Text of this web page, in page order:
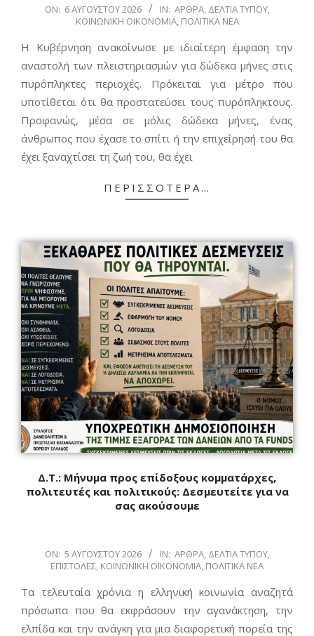
2026-
06
ON: 6 ΑΥΓΟΎΣΤΟΥ 2026 IN: ΆΡΘΡΑ, ΔΕΛΤΊΑ ΤΎΠΟΥ,
ΚΟΙΝΩΝΙΚΉ ΟΙΚΟΝΟΜΊΑ, ΠΟΛΙΤΙΚΆ ΝΈΑ
Η Κυβέρνηση ανακοίνωσε με ιδιαίτερη έμφαση την
αναστολή των πλειστηριασμών για δώδεκα μήνες στις
πυρόπληκτες περιοχές. Πρόκειται για μέτρο που
υποτίθεται ότι θα προστατεύσει τους πυρόπληκτους.
Προφανώς, μέσα σε μόλις δώδεκα μήνες, ένας
άνθρωπος που έχασε το σπίτι ή την επιχείρησή του θα
έχει ξαναχτίσει τη ζωή του, θα έχει
ΠΕΡΙΣΣΌΤΕΡΑ…
Δ.Τ.: Μήνυμα προς επίδοξους κομματάρχες,
πολιτευτές και πολιτικούς: Δεσμευτείτε για να
σας ακούσουμε
2026-
05
ON: 5 ΑΥΓΟΎΣΤΟΥ 2026 IN: ΆΡΘΡΑ, ΔΕΛΤΊΑ ΤΎΠΟΥ,
ΕΠΙΣΤΟΛΈΣ, ΚΟΙΝΩΝΙΚΉ ΟΙΚΟΝΟΜΊΑ, ΠΟΛΙΤΙΚΆ ΝΈΑ
Τα τελευταία χρόνια η ελληνική κοινωνία αναζητά
πρόσωπα που θα εκφράσουν την αγανάκτηση, την
ελπίδα και την ανάγκη για μια διαφορετική πορεία της